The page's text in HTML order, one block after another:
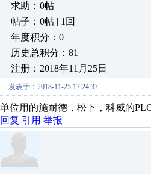
求助：0帖
帖子：0帖 | 1回
年度积分：0
历史总积分：81
注册：2018年11月25日
发表于：2018-11-25 17:24:37
单位用的施耐德，松下，科威的
回复 引用 举报